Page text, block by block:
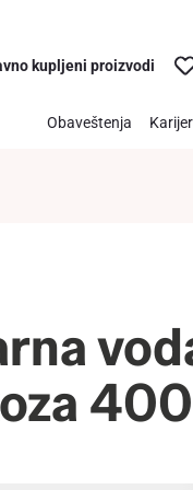
kupljeni proizvodi
Obaveštenja